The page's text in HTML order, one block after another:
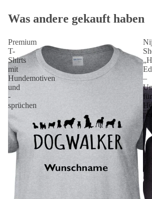
Was andere gekauft haben
Premium
T-
Shirts
mit
Hundemotiven
und
-
sprüchen
–
für